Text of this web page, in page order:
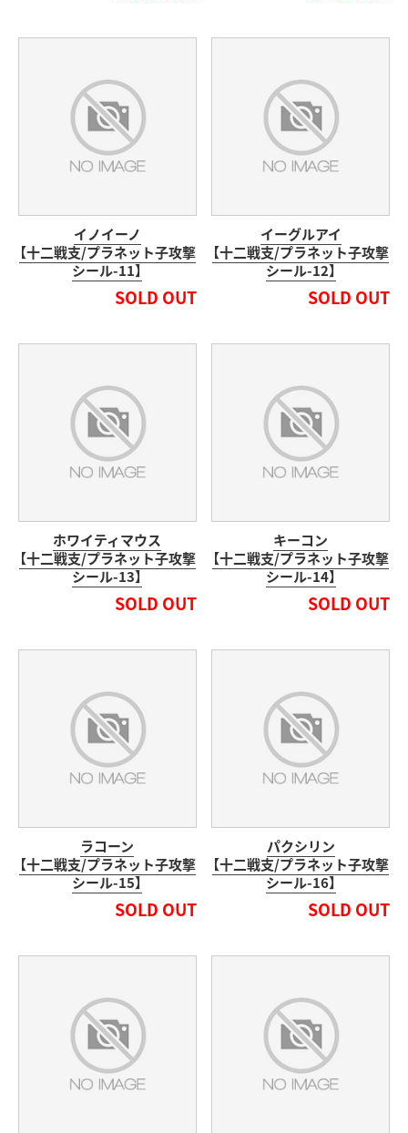
イノイーノ
【十二戦支/プラネット子攻撃
シール-11】
SOLD OUT
イーグルアイ
【十二戦支/プラネット子攻撃
シール-12】
SOLD OUT
ホワイティマウス
【十二戦支/プラネット子攻撃
シール-13】
SOLD OUT
キーコン
【十二戦支/プラネット子攻撃
シール-14】
SOLD OUT
ラコーン
【十二戦支/プラネット子攻撃
シール-15】
SOLD OUT
パクシリン
【十二戦支/プラネット子攻撃
シール-16】
SOLD OUT